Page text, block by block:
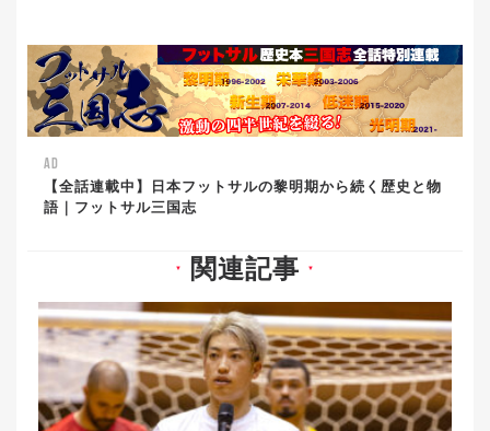
AD
【全話連載中】日本フットサルの黎明期から続く歴史と物
語｜フットサル三国志
▼ 関連記事 ▼